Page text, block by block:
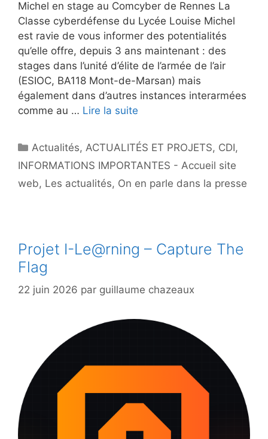
Michel en stage au Comcyber de Rennes La
Classe cyberdéfense du Lycée Louise Michel
est ravie de vous informer des potentialités
qu’elle offre, depuis 3 ans maintenant : des
stages dans l’unité d’élite de l’armée de l’air
(ESIOC, BA118 Mont-de-Marsan) mais
également dans d’autres instances interarmées
comme au … Lire la suite
Catégories
Actualités, ACTUALITÉS ET PROJETS, CDI,
INFORMATIONS IMPORTANTES - Accueil site
web, Les actualités, On en parle dans la presse
Projet I-Le@rning – Capture The
Flag
22 juin 2026 par guillaume chazeaux